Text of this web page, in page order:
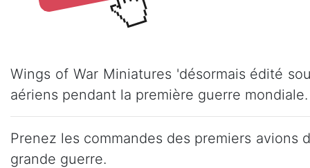
Wings of War Miniatures 'désormais édité
aériens pendant la première guerre mondiale.
Prenez les commandes des premiers
grande guerre.